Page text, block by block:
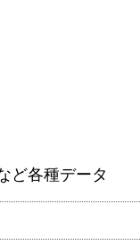
ど各種データ